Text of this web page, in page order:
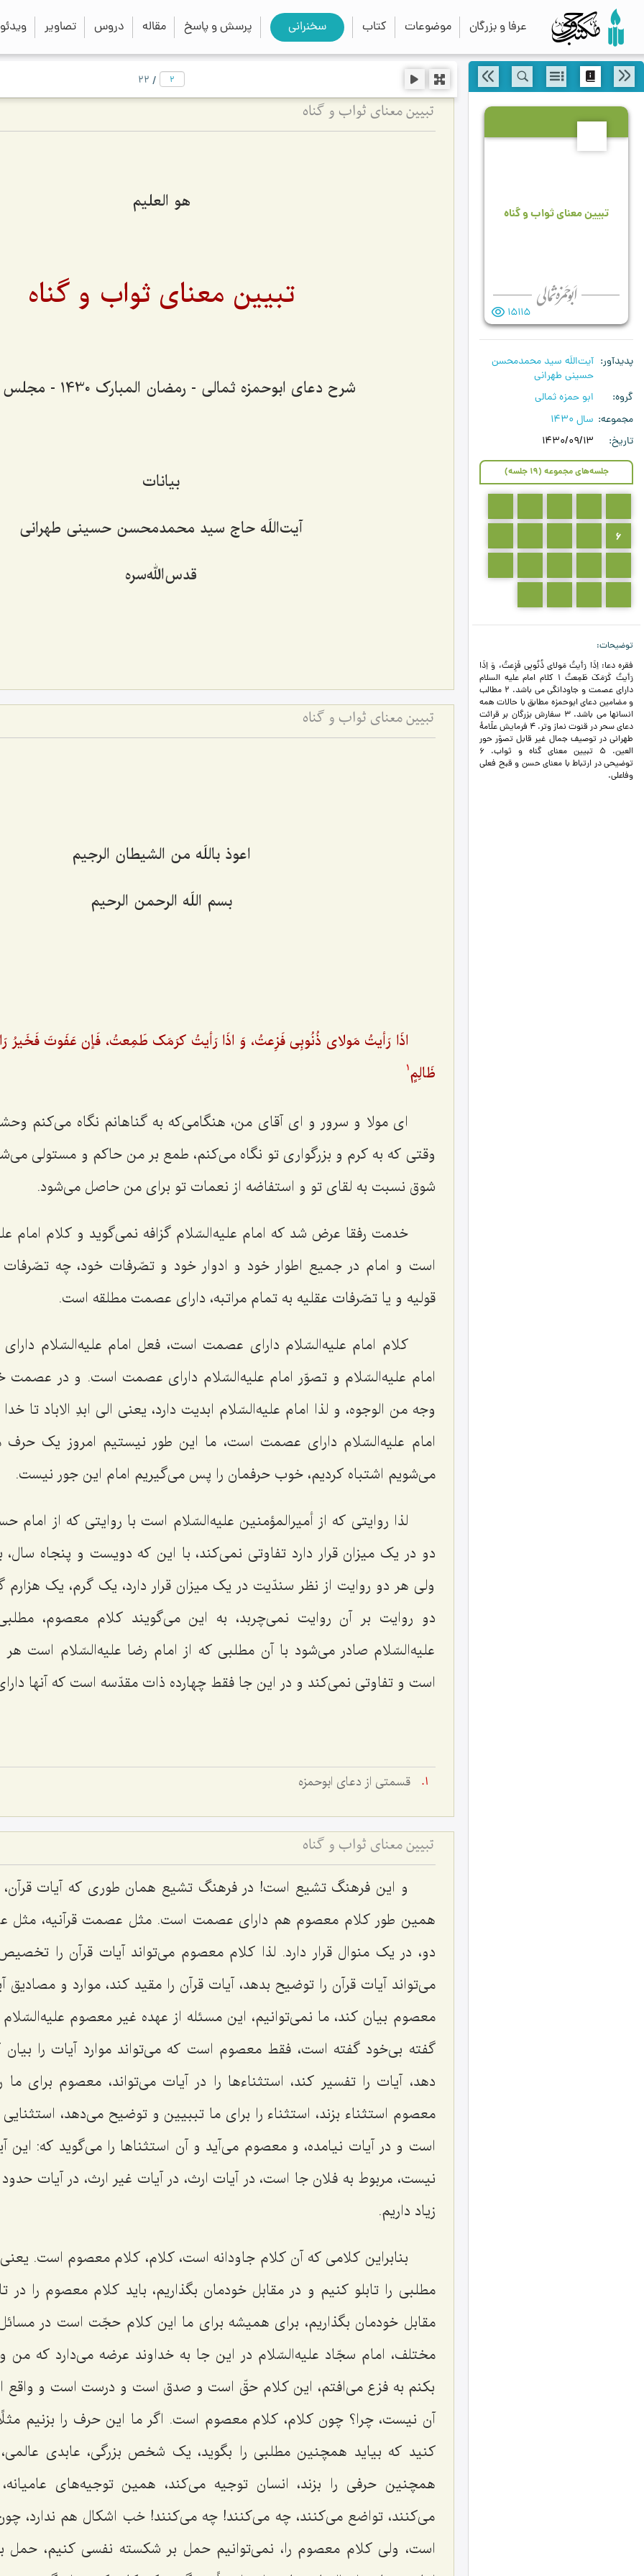
عرفا و بزرگان موضوعات کتاب سخنرانی پرسش و پاسخ مقاله دروس تصاویر ویدئو search
close
تبیین معنای ثواب و گناه
15115
پدیدآور
آیت‌اللَه سید محمدمحسن
حسینی طهرانی
گروه
ابو حمزه ثمالی
مجموعه سال 1430
تاریخ
1430/09/13
جلسه‌های مجموعه (19 جلسه)
6
توضیحات
فقره دعا: اِذَا رَأيتُ مَولاي ذُنُوبِي فَزِعتُ، وَ اِذَا
رَأيتُ كَرَمَكَ طَمِعتُ 1 کلام امام علیه السلام
دارای عصمت و جاودانگی می باشد. 2 مطالب
و مضامین دعای ابوحمزه مطابق با حالات همه
انسانها می باشد. 3 سفارش بزرگان بر قرائت
دعای سحر در قنوت نماز وتر. 4 فرمایش علّامۀ
طهرانی در توصیف جمال غیر قابل تصوّر حور
العین. 5 تبیین معنای گناه و ثواب. 6
توضیحی در ارتباط با معنای حسن و قبح فعلی
وفاعلی.
/
22
تبیین معنای ثواب و گناه
هو العليم
تبیین معنای ثواب و گناه
شرح دعای ابوحمزه ثمالی - رمضان المبارک 1430 - مجلس ششم
بیانات
آیت‌اللَه حاج سید محمدمحسن حسینی طهرانی
قدس‌الله‌سره
تبیین معنای ثواب و گناه
اعوذ باللَه من الشیطان الرجیم‌
بسم اللَه الرحمن الرحیم‌
اذَا رَأیتُ مَولاى ذُنُوبِى فَزِعتُ، وَ اذَا رَأیتُ کرَمَک طَمِعتُ، فَإن عَفَوتَ فَخَیرُ
ظَالِمٍ‌1
ای مولا و سرور و ای آقای من، هنگامی‌که به گناهانم نگاه می‌کنم
وقتی که به کرم و بزرگواری تو نگاه می‌کنم، طمع بر من حاکم و مستولی
شوق نسبت به لقای تو و استفاضه از نعمات تو برای من حاصل می‌شود.
خدمت رفقا عرض شد که امام علیه‌السّلام گزافه نمی‌گوید و کلام امام
است و امام در جمیع اطوار خود و ادوار خود و تصّرفات خود، چه
قولیه و یا تصّرفات عقلیه به تمام مراتبه، دارای عصمت مطلقه است.
کلام امام علیه‌السّلام دارای عصمت است، فعل امام علیه‌السّلام
امام علیه‌السّلام و تصوّر امام علیه‌السّلام دارای عصمت است. و در عصمت
وجه من الوجوه، و لذا امام علیه‌السّلام ابدیت دارد، یعنی الی ابدِ الاباد تا
امام علیه‌السّلام دارای عصمت است، ما این طور نیستیم امروز یک حرف
می‌شویم اشتباه کردیم، خوب حرفمان را پس می‌گیریم امام این جور نیست.
لذا روایتی که از أمیرالمؤمنین علیه‌السّلام است با روایتی که از
دو در یک میزان قرار دارد تفاوتی نمی‌کند، با این که دویست و پنجاه
ولی هر دو روایت از نظر سندّیت در یک میزان قرار دارد، یک گرم، یک هزارم
دو روایت بر آن روایت نمی‌چربد، به این می‌گویند کلام معصوم،
علیه‌السّلام صادر می‌شود با آن مطلبی که از امام رضا علیه‌السّلام است
است و تفاوتی نمی‌کند و در این جا فقط چهارده ذات مقدّسه است که آنها
قسمتى از دعاى ابوحمزه
تبیین معنای ثواب و گناه
و این فرهنگ تشیع است! در فرهنگ تشیع همان طوری که آیات
همین طور کلام معصوم هم دارای عصمت است. مثل عصمت قرآنیه، مثل
دو، در یک منوال قرار دارد. لذا کلام معصوم می‌تواند آیات قرآن را
می‌تواند آیات قرآن را توضیح بدهد، آیات قرآن را مقید کند، موارد و مصادیق
معصوم بیان کند، ما نمی‌توانیم، این مسئله از عهده غیر معصوم
گفته بی‌خود گفته‌ است، فقط معصوم است که می‌تواند موارد آیات را بیان
دهد، آیات را تفسیر کند، استثناءها را در آیات می‌تواند، معصوم برای
معصوم استثناء بزند، استثناء را برای ما تببیین و توضیح می‌دهد،
است و در آیات نیامده، و معصوم می‌آید و آن استثناها را می‌گوید که: این
نیست، مربوط به فلان جا است، در آیات ارث، در آیات غیر ارث، در آیات
زیاد داریم.
بنابراین کلامی که آن کلام جاودانه است، کلام، کلام معصوم است.
مطلبی را تابلو کنیم و در مقابل خودمان بگذاریم، باید کلام معصوم را در
مقابل خودمان بگذاریم، برای همیشه برای ما این کلام حجّت است در
مختلف، امام سجّاد علیه‌السّلام در این جا به خداوند عرضه می‌دارد که من
بکنم به فزع می‌افتم، این کلام حقّ است و صدق است و درست است و
آن نیست، چرا؟ چون کلام، کلام معصوم است. اگر ما این حرف را بزنیم
کنید که بیاید همچنین مطلبی را بگوید، یک شخص بزرگی، عابدی
همچنین حرفی را بزند، انسان توجیه می‌کند، همین توجیه‌های
می‌کنند، تواضع می‌کنند، چه می‌کنند! چه می‌کنند! خب اشکال هم ندارد،
است، ولی کلام معصوم را، نمی‌توانیم حمل بر شکسته نفسی کنیم، حمل